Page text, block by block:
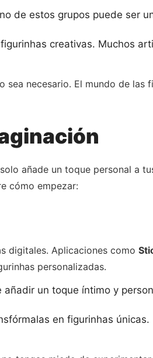
de estos grupos puede ser
creativas. Muchos
necesario. El mundo de las
añade un toque personal a
cómo empezar:
digitales. Aplicaciones como
personalizadas.
un toque íntimo y
en figurinhas únicas.